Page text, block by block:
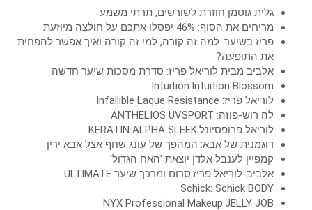
גלית גוטמן חוזרת לשורשים, תרתי משמע
מריחים את הסוף: 46% יפסלו אתכם על חולצה מיוזעת
פריז בשיער: למה זה קורה, למי זה קורה ואיך אפשר להפחית
את התופעה?
אלביב מבית לוריאל פריז: סדרת מסכות שיער חדשה
Intuition:Intuition Blossom
לוריאל פריז: Infallible Laque Resistance
לה רוש-פוזה: ANTHELIOS UVSPORT
לוריאל פרופסיונל:KERATIN ALPHA SLEEK
דוגמנית של אבא: המהפך של עונג שחף אצל אבא ירין
קמפיין לענבל אלדן יוצאת 'האח הגדול'
אלביב-לוריאל פריז:סרום ומרכך שיער ULTIMATE
Schick: Schick BODY
NYX Professional Makeup:JELLY JOB